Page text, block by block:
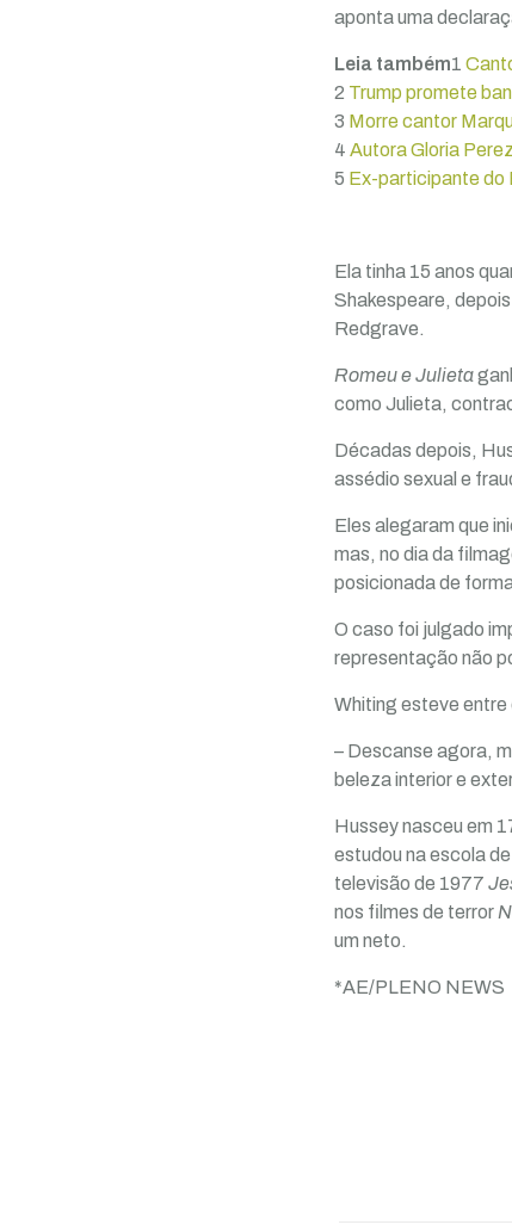
aponta uma
Leia também1
2 Trump promete
3 Morre cantor
4 Autora Gloria
5 Ex-participante do
Ela tinha 15 anos
Shakespeare,
Redgrave.
Romeu e Julieta
como Julieta,
Décadas depois,
assédio sexual e
Eles alegaram que
mas, no dia da
posicionada de
O caso foi julgado
representação não
Whiting esteve entre
– Descanse agora,
beleza interior e
Hussey nasceu em
estudou na escola
televisão de 1977
nos filmes de terror
um neto.
*AE/PLENO NEWS